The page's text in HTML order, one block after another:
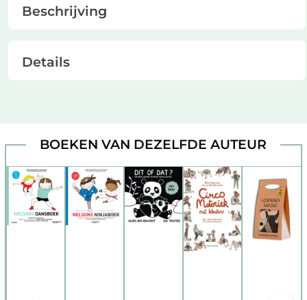
Beschrijving
Details
BOEKEN VAN DEZELFDE AUTEUR